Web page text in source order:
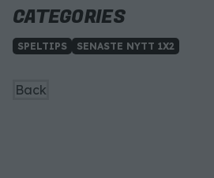
CATEGORIES
SPELTIPS SENASTE NYTT 1X2
Back